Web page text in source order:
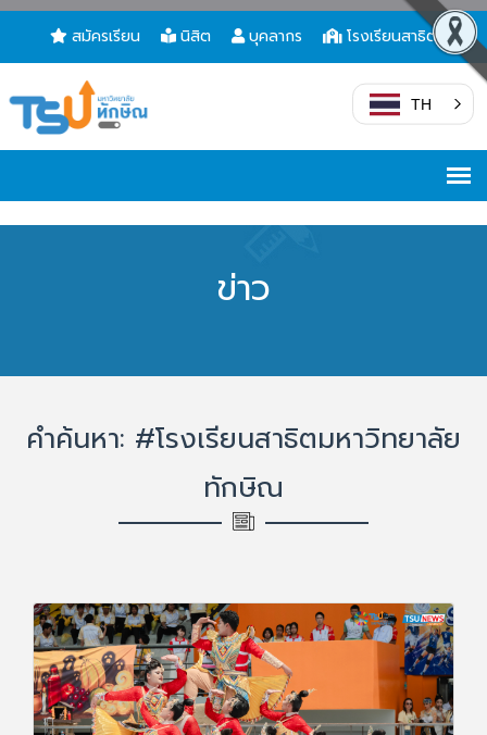
สมัครเรียน นิสิต บุคลากร โรงเรียนสาธิต
TH
ข่าว
คำค้นหา: #โรงเรียนสาธิตมหาวิทยาลัย
ทักษิณ